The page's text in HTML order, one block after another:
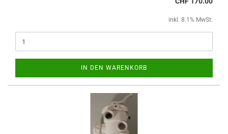
inkl. 8.1% MwSt.
IN DEN WARENKORB